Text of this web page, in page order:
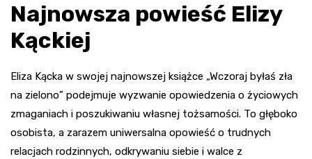
Najnowsza powieść Elizy
Kąckiej
Eliza Kącka w swojej najnowszej książce „Wczoraj byłaś zła
na zielono” podejmuje wyzwanie opowiedzenia o życiowych
zmaganiach i poszukiwaniu własnej tożsamości. To głęboko
osobista, a zarazem uniwersalna opowieść o trudnych
relacjach rodzinnych, odkrywaniu siebie i walce z